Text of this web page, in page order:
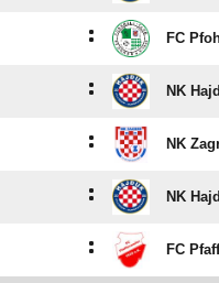
: FC
: NK
: NK
: NK
: FC